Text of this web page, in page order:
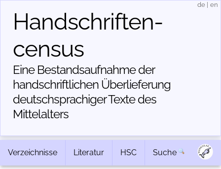
Handschriften­
census
Eine Bestandsaufnahme der
handschriftlichen Über­lieferung
deutschsprachiger Texte des
Mittelalters
de en
Verzeichnisse Literatur HSC Suche